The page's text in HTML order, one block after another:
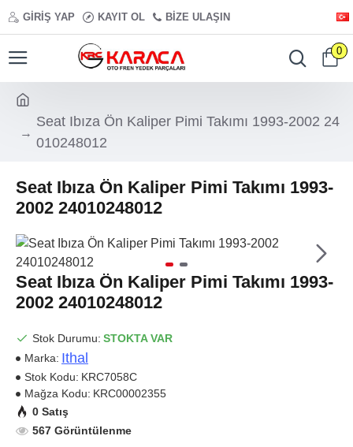
GIRIŞ YAP KAYIT OL BIZE ULAŞIN
0
Seat Ibıza Ön Kaliper Pimi Takımı 1993-2002 24
010248012
Seat Ibıza Ön Kaliper Pimi Takımı 1993-
2002 24010248012
Seat Ibıza Ön Kaliper Pimi Takımı 1993-
2002 24010248012
Stok Durumu: STOKTA VAR
Marka: Ithal
Stok Kodu: KRC7058C
Mağza Kodu: KRC00002355
0 Satış
567 Görüntülenme